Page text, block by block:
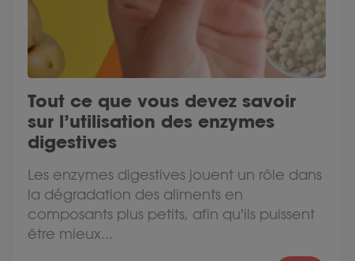
Tout ce que vous devez savoir
sur l’utilisation des enzymes
digestives
Les enzymes digestives jouent un rôle dans
la dégradation des aliments en
composants plus petits, afin qu'ils puissent
être mieux...